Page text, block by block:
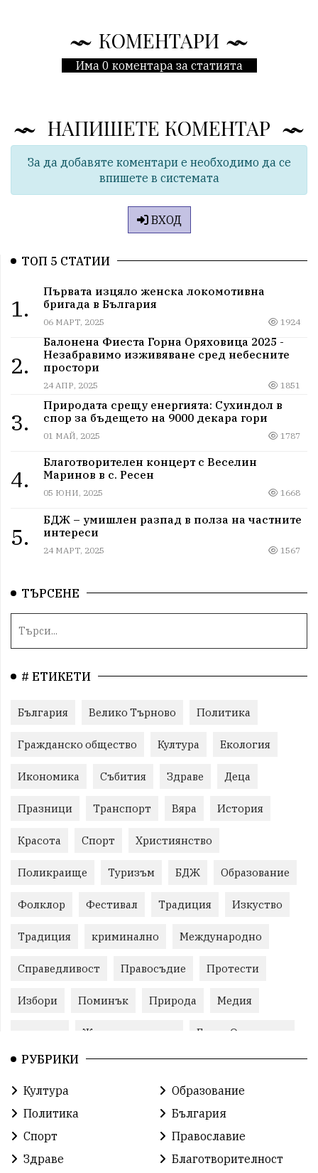
КОМЕНТАРИ
Има 0 коментара за статията
НАПИШЕТЕ КОМЕНТАР
За да добавяте коментари е необходимо да се
впишете в системата
ВХОД
ТОП 5 СТАТИИ
1.
Първата изцяло женска локомотивна
бригада в България
06 МАРТ, 2025 1924
2.
Балонена Фиеста Горна Оряховица 2025 -
Незабравимо изживяване сред небесните
простори
24 АПР, 2025 1851
3.
Природата срещу енергията: Сухиндол в
спор за бъдещето на 9000 декара гори
01 МАЙ, 2025 1787
4.
Благотворителен концерт с Веселин
Маринов в с. Ресен
05 ЮНИ, 2025 1668
5.
БДЖ – умишлен разпад в полза на частните
интереси
24 МАРТ, 2025 1567
ТЪРСЕНЕ
# ЕТИКЕТИ
България Велико Търново Политика
Гражданско общество Култура Екология
Икономика Събития Здраве Деца
Празници Транспорт Вяра История
Красота Спорт Християнство
Поликраище Туризъм БДЖ Образование
Фолклор Фестивал Традиция Изкуство
Традиция криминално Международно
Справедливост Правосъдие Протести
Избори Поминък Природа Медия
Животновъдство Горна Оряховица
РУБРИКИ
Култура
Образование
Политика
България
Спорт
Православие
Здраве
Благотворителност